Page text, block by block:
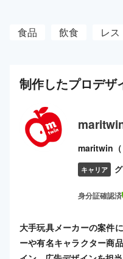
食品 飲食 レ
制作したプロデザ
maritwin（
キャリア
身分証確認済
大手玩具メーカーの案件
ーや有名キャラクター商